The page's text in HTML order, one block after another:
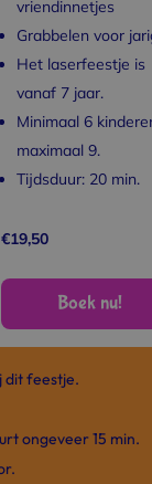
vriendinnetjes
Grabbelen voor
Het laserfeestje is
vanaf 7 jaar.
Minimaal 6
maximaal 9.
Tijdsduur: 20 min.
€19,50
Boek nu!
dit feestje.
ongeveer 15 min.